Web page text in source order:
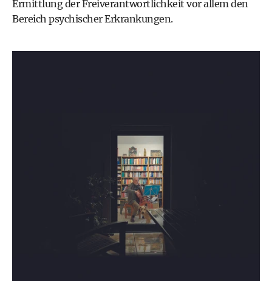
Ermittlung der Freiverantwortlichkeit vor allem den
Bereich psychischer Erkrankungen.